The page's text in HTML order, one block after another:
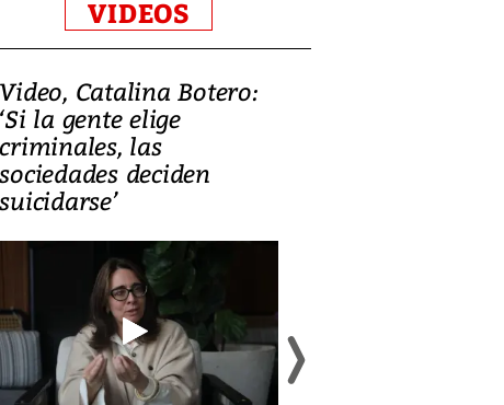
VIDEOS
Video, Catalina Botero:
‘Si la gente elige
criminales, las
sociedades deciden
suicidarse’